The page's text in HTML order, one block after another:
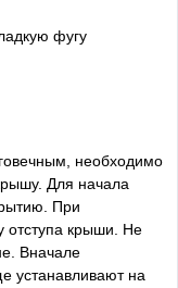
фугу
необходимо
Для начала
При
отступа крыши. Не
Вначале
устанавливают на